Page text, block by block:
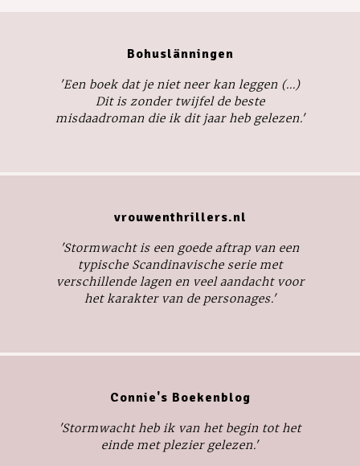
Bohuslänningen
'Een boek dat je niet neer kan leggen (...)
Dit is zonder twijfel de beste
misdaadroman die ik dit jaar heb gelezen.'
vrouwenthrillers.nl
'Stormwachtis een goede aftrap van een
typische Scandinavische serie met
verschillende lagen en veel aandacht voor
het karakter van de personages.'
Connie's Boekenblog
'Stormwachtheb ik van het begin tot het
einde met plezier gelezen.'